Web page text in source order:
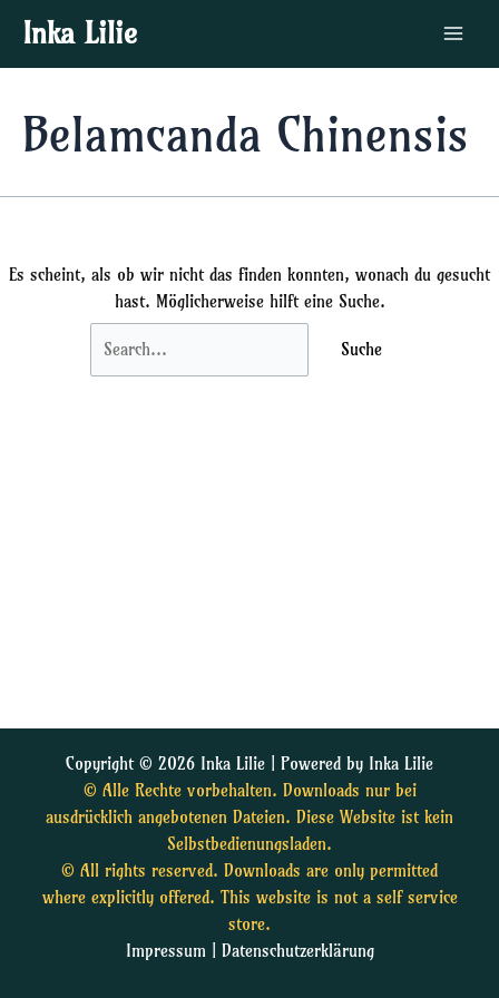
Inhalt
springen
Inka Lilie
Main
Menu
Belamcanda Chinensis
Es scheint, als ob wir nicht das finden konnten, wonach du gesucht
hast. Möglicherweise hilft eine Suche.
nach:
Copyright © 2026 Inka Lilie | Powered by Inka Lilie
© Alle Rechte vorbehalten. Downloads nur bei
ausdrücklich angebotenen Dateien. Diese Website ist kein
Selbstbedienungsladen.
© All rights reserved. Downloads are only permitted
where explicitly offered. This website is not a self service
store.
Impressum| Datenschutzerklärung